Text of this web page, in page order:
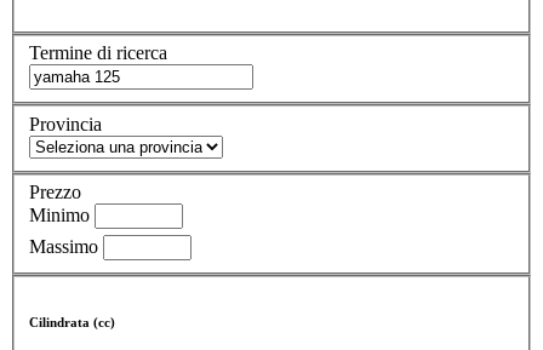
Termine di ricerca
Provincia
Prezzo
Minimo
Massimo
Cilindrata (cc)